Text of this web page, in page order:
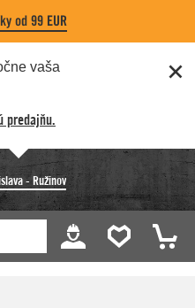
od 99 EUR
vaša
predajňu.
- Ružinov